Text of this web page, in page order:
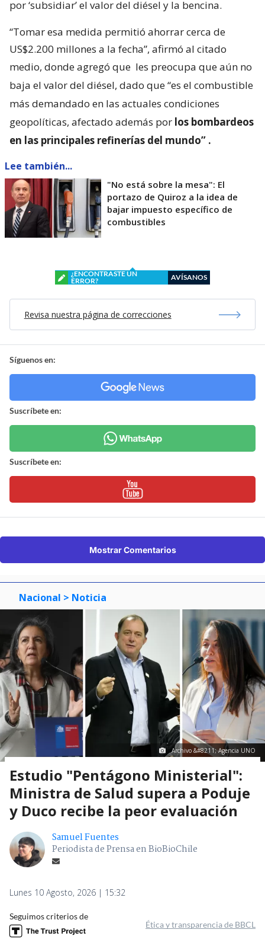
por ‘subsidiar’ el valor del diésel y la bencina.
“Tomar esa medida permitió ahorrar cerca de
US$2.200 millones a la fecha”, afirmó al citado
medio, donde agregó que les preocupa que aún no
baja el valor del diésel, dado que “es el combustible
más demandado en las actuales condiciones
geopolíticas, afectado además por los bombardeos
en las principales refinerías del mundo” .
Lee también...
"No está sobre la mesa": El
portazo de Quiroz a la idea de
bajar impuesto específico de
combustibles
¿ENCONTRASTE UN
ERROR?
AVÍSANOS
Revisa nuestra página de correcciones
Síguenos en:
Suscríbete en:
Suscríbete en:
Mostrar Comentarios
Nacional > Noticia
Archivo &#8211; Agencia UNO
Estudio "Pentágono Ministerial":
Ministra de Salud supera a Poduje
y Duco recibe la peor evaluación
Samuel Fuentes
Periodista de Prensa en BioBioChile
Lunes 10 Agosto, 2026 | 15:32
Seguimos criterios de
Ética y transparencia de BBCL